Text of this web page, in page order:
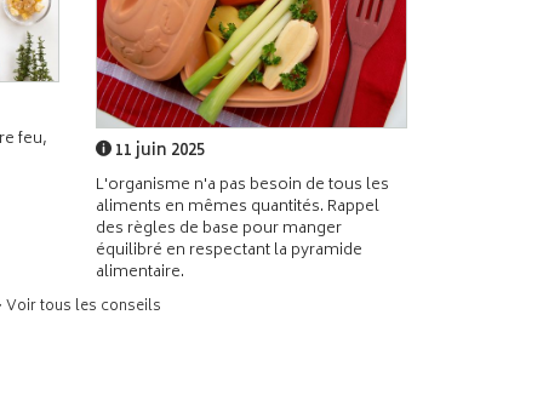
feu,
11 juin 2025
L'organisme n'a pas besoin de tous les
aliments en mêmes quantités. Rappel
des règles de base pour manger
équilibré en respectant la pyramide
alimentaire.
Voir tous les conseils